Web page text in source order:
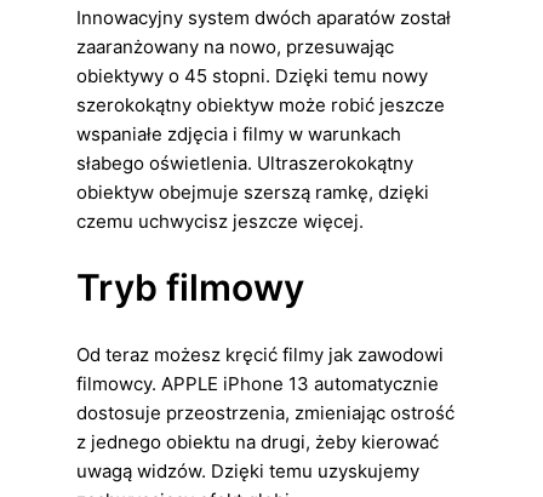
Innowacyjny system dwóch aparatów został
zaaranżowany na nowo, przesuwając
obiektywy o 45 stopni. Dzięki temu nowy
szerokokątny obiektyw może robić jeszcze
wspaniałe zdjęcia i filmy w warunkach
słabego oświetlenia. Ultraszerokokątny
obiektyw obejmuje szerszą ramkę, dzięki
czemu uchwycisz jeszcze więcej.
Tryb filmowy
Od teraz możesz kręcić filmy jak zawodowi
filmowcy. APPLE iPhone 13 automatycznie
dostosuje przeostrzenia, zmieniając ostrość
z jednego obiektu na drugi, żeby kierować
uwagą widzów. Dzięki temu uzyskujemy